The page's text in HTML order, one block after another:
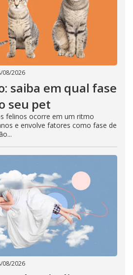
08/2026
saiba em qual fase
seu pet
felinos ocorre em um ritmo
e envolve fatores como fase de
08/2026